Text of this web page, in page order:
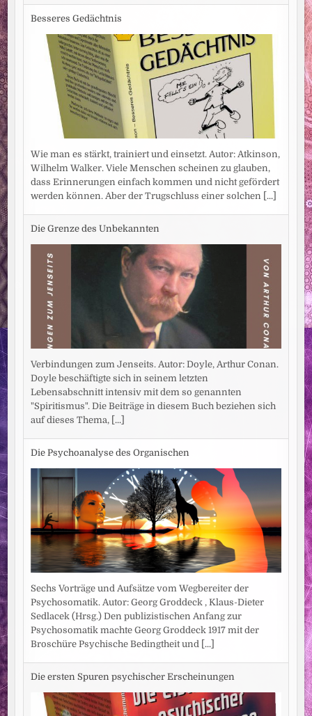
Besseres Gedächtnis
Wie man es stärkt, trainiert und einsetzt. Autor: Atkinson,
Wilhelm Walker. Viele Menschen scheinen zu glauben,
dass Erinnerungen einfach kommen und nicht gefördert
werden können. Aber der Trugschluss einer solchen
[...]
Die Grenze des Unbekannten
Verbindungen zum Jenseits. Autor: Doyle, Arthur Conan.
Doyle beschäftigte sich in seinem letzten
Lebensabschnitt intensiv mit dem so genannten
"Spiritismus". Die Beiträge in diesem Buch beziehen sich
auf dieses Thema,
[...]
Die Psychoanalyse des Organischen
Sechs Vorträge und Aufsätze vom Wegbereiter der
Psychosomatik. Autor: Georg Groddeck , Klaus-Dieter
Sedlacek (Hrsg.) Den publizistischen Anfang zur
Psychosomatik machte Georg Groddeck 1917 mit der
Broschüre Psychische Bedingtheit und
[...]
Die ersten Spuren psychischer Erscheinungen